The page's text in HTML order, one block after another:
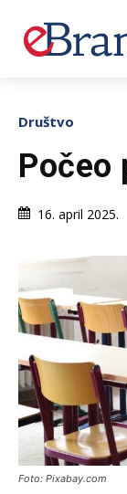
Društvo
Počeo
16. april 2025.
Foto: Pixabay.com